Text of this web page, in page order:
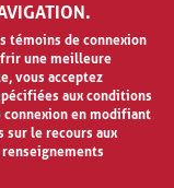
garage à vélo
témoins de connexion
une meilleure
vous acceptez
aux conditions
connexion en modifiant
sur le recours aux